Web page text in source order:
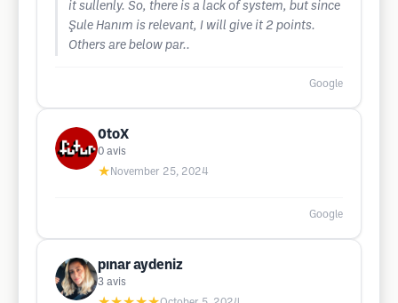
it sullenly. So, there is a lack of system, but since
Şule Hanım is relevant, I will give it 2 points.
Others are below par..
Google
0toX
0 avis
★ November 25, 2024
Google
pınar aydeniz
3 avis